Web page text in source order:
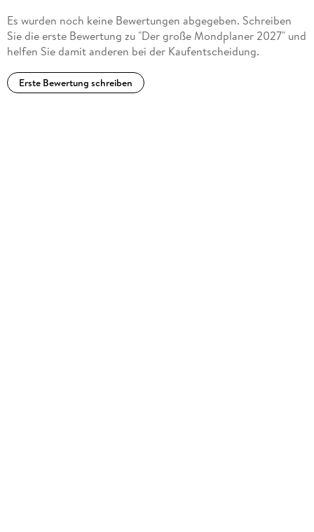
Es wurden noch keine Bewertungen abgegeben. Schreiben
Sie die erste Bewertung zu "Der große Mondplaner 2027" und
helfen Sie damit anderen bei der Kaufentscheidung.
Erste Bewertung schreiben